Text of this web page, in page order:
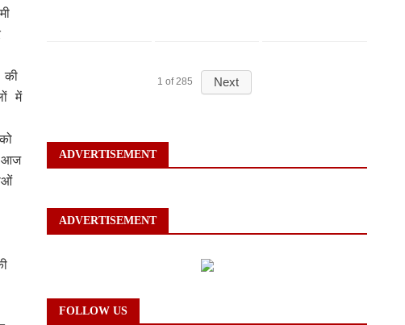
में
आज
1 of 285 Next
ADVERTISEMENT
ADVERTISEMENT
FOLLOW US